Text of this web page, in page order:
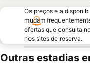
Os preços e a
mudam
ofertas que consulta
nos sites de reserva.
Outras estadias